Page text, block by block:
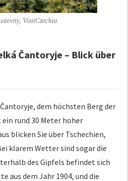
VisitCzechia
Čantoryje – Blick über
dem höchsten Berg der
rund 30 Meter hoher
blicken Sie über Tschechien,
klarem Wetter sind sogar die
des Gipfels befindet sich
aus dem Jahr 1904, und die